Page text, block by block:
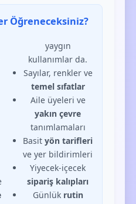
Öğreneceksiniz?
yaygın
kullanımlar da.
Sayılar, renkler ve
temel sıfatlar
Aile üyeleri ve
yakın çevre
tanımlamaları
Basityön tarifleri
ve yer bildirimleri
Yiyecek-içecek
sipariş kalıpları
Günlük rutin